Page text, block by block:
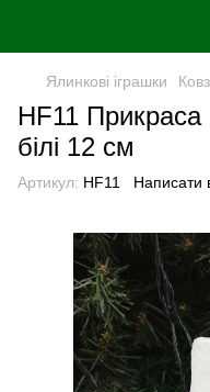
Ялинковi iграшки
HF11
білі 12 см
Артикул: HF11 Написати